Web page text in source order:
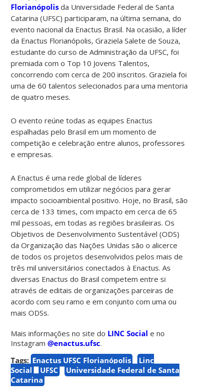
Florianópolis da Universidade Federal de Santa
Catarina (UFSC) participaram, na última semana, do
evento nacional da Enactus Brasil. Na ocasião, a líder
da Enactus Florianópolis, Graziela Salete de Souza,
estudante do curso de Administração da UFSC, foi
premiada com o Top 10 Jovens Talentos,
concorrendo com cerca de 200 inscritos. Graziela foi
uma de 60 talentos selecionados para uma mentoria
de quatro meses.
O evento reúne todas as equipes Enactus
espalhadas pelo Brasil em um momento de
competição e celebração entre alunos, professores
e empresas.
A Enactus é uma rede global de líderes
comprometidos em utilizar negócios para gerar
impacto socioambiental positivo. Hoje, no Brasil, são
cerca de 133 times, com impacto em cerca de 65
mil pessoas, em todas as regiões brasileiras. Os
Objetivos de Desenvolvimento Sustentável (ODS)
da Organização das Nações Unidas são o alicerce
de todos os projetos desenvolvidos pelos mais de
três mil universitários conectados à Enactus. As
diversas Enactus do Brasil competem entre si
através de editais de organizações parceiras de
acordo com seu ramo e em conjunto com uma ou
mais ODSs.
Mais informações no site do LINC Social e no
Instagram@enactus.ufsc.
Tags: Enactus UFSC Florianópolis
Linc
Social
UFSC
Universidade Federal de Santa
Catarina